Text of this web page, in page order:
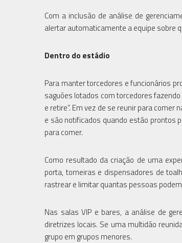
Com a inclusão de análise de
alertar automaticamente a equipe sobre
Dentro do estádio
Para manter torcedores e funcionários
saguões lotados com torcedores
e retire”. Em vez de se reunir para
e são notificados quando estão prontos
para comer.
Como resultado da criação de uma
porta, torneiras e dispensadores de
rastrear e limitar quantas pessoas
Nas salas VIP e bares, a análise de
diretrizes locais. Se uma multidão
grupo em grupos menores.